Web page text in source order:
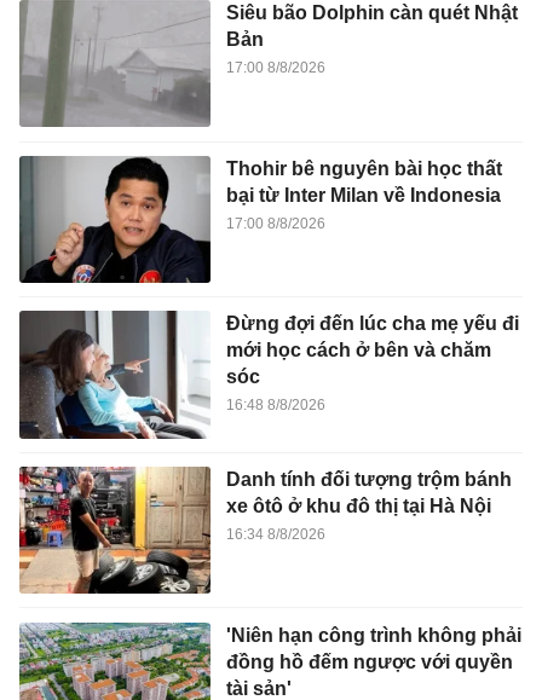
Siêu bão Dolphin càn quét Nhật
Bản
17:00 8/8/2026
Thohir bê nguyên bài học thất
bại từ Inter Milan về Indonesia
17:00 8/8/2026
Đừng đợi đến lúc cha mẹ yếu đi
mới học cách ở bên và chăm
sóc
16:48 8/8/2026
Danh tính đối tượng trộm bánh
xe ôtô ở khu đô thị tại Hà Nội
16:34 8/8/2026
'Niên hạn công trình không phải
đồng hồ đếm ngược với quyền
tài sản'